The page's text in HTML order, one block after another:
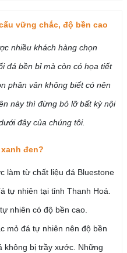
vững chắc, độ bền cao
nhiều khách hàng chọn
đá bền bỉ mà còn có họa tiết
phân vân không biết có nên
này thì đừng bỏ lỡ bất kỳ nội
đây của chúng tôi.
đen?
làm từ chất liệu đá Bluestone
tự nhiên tại tỉnh Thanh Hoá.
nhiên có độ bền cao.
mỏ đá tự nhiên nên độ bền
không bị trầy xước. Những